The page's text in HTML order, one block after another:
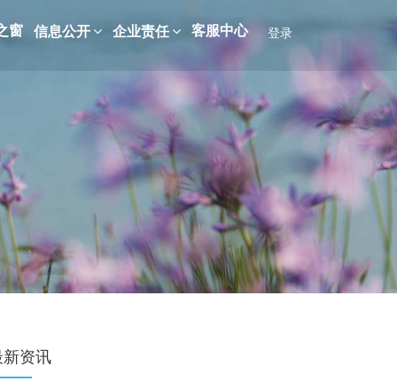
登录
窗 信息公开 企业责任 客服中心
新资讯